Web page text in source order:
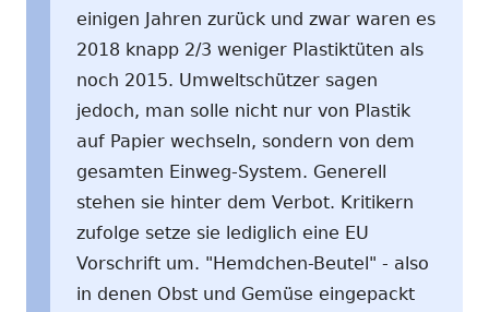
einigen Jahren zurück und zwar waren es
2018 knapp 2/3 weniger Plastiktüten als
noch 2015. Umweltschützer sagen
jedoch, man solle nicht nur von Plastik
auf Papier wechseln, sondern von dem
gesamten Einweg-System. Generell
stehen sie hinter dem Verbot. Kritikern
zufolge setze sie lediglich eine EU
Vorschrift um. "Hemdchen-Beutel" - also
in denen Obst und Gemüse eingepackt